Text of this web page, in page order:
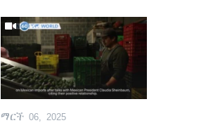
ማርች 06, 2025